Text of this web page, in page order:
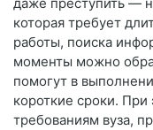
которая требует
работы, поиска
моменты можно
помогут в
короткие сроки. При
требованиям вуза,